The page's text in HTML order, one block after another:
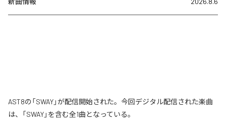
AST8の「SWAY」が配信開始された。今回デジタル配信された楽曲
は、「SWAY」を含む全1曲となっている。